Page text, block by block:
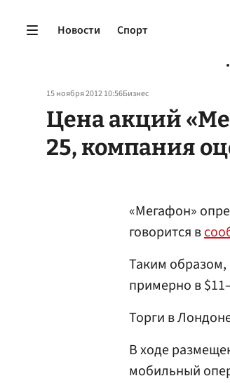
Новости Спорт
15 ноября 2012 10:56Бизнес
Цена акций
25, компания
«Мегафон»
говорится в
Таким
примерно в
Торги в
В ходе
мобильный